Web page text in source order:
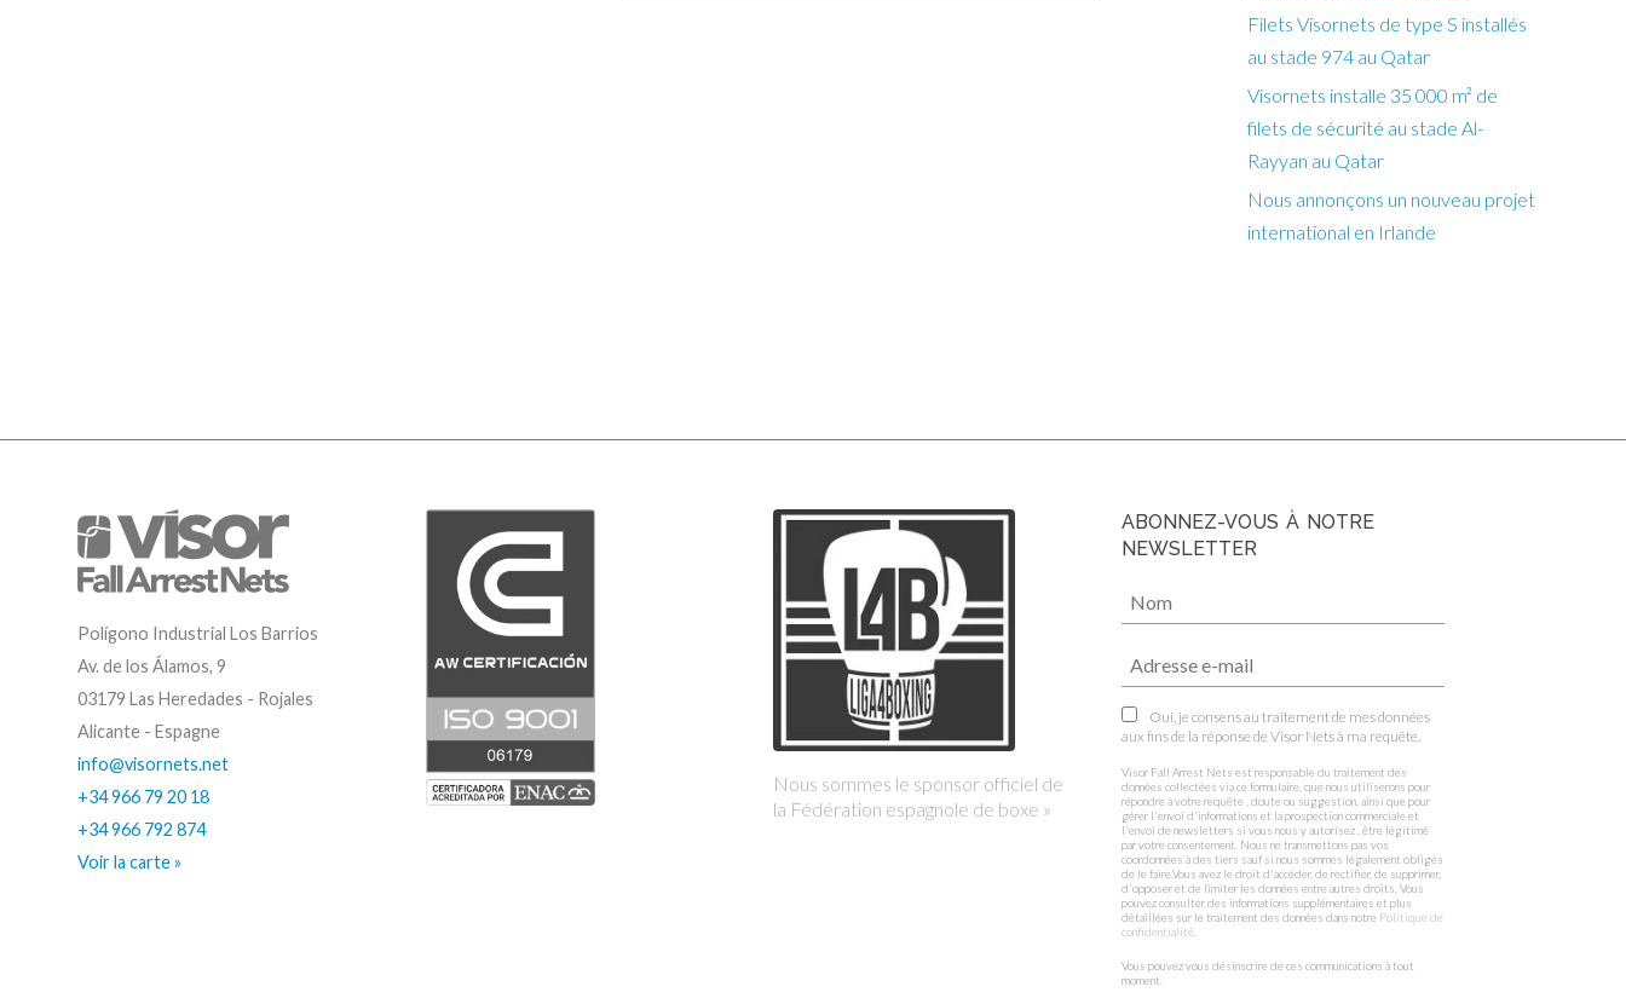
Filets Visornets de type S installés
au stade 974 au Qatar
Visornets installe 35 000 m² de
filets de sécurité au stade Al-
Rayyan au Qatar
Nous annonçons un nouveau projet
international en Irlande
Polígono Industrial Los Barrios
Av. de los Álamos, 9
03179 Las Heredades - Rojales
Alicante - Espagne
info@visornets.net
+34 966 79 20 18
+34 966 792 874
Voir la carte »
Nous sommes le sponsor officiel de
la Fédération espagnole de boxe »
ABONNEZ-VOUS À NOTRE
NEWSLETTER
Oui, je consens au traitement de mes données
aux fins de la réponse de Visor Nets à ma requête.
Visor Fall Arrest Nets est responsable du traitement des
données collectées via ce formulaire, que nous utiliserons pour
répondre à votre requête , doute ou suggestion, ainsi que pour
gérer l'envoi d'informations et la prospection commerciale et
l'envoi de newsletters si vous nous y autorisez , être légitimé
par votre consentement. Nous ne transmettons pas vos
coordonnées à des tiers sauf si nous sommes légalement obligés
de le faire.Vous avez le droit d'accéder, de rectifier, de supprimer,
d'opposer et de limiter les données entre autres droits. Vous
pouvez consulter des informations supplémentaires et plus
détaillées sur le traitement des données dans notre Politique de
confidentialité
Vous pouvez vous désinscrire de ces communications à tout
moment.